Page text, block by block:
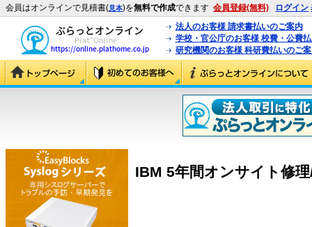
会員はオンラインで見積書(見本)を無料で作成できます 会員登録(無料) ログイン
法人のお客様 請求書払いのご案内
学校・官公庁のお客様 校費・公費
研究機関のお客様 科研費払いのご
IBM 5年間オンサイト修